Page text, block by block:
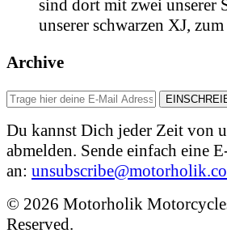
sind dort mit zwei unserer
unserer schwarzen XJ,
Archive
Du kannst Dich jeder Zeit von
abmelden. Sende einfach eine
an:
© 2026 Motorholik
Reserved.